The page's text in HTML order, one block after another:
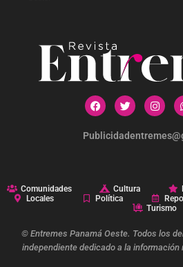
Comunidades Cultura
Locales
Política
Turismo
© Entremes Panamá Oeste. Todos los
independiente dedicado a la información